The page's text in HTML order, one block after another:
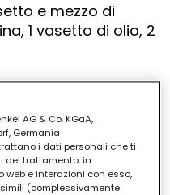
e mezzo di
1 vasetto di olio, 2
sopra citati,
uno stampo
in forno, già
AG & Co. KGaA,
Germania
i dati personali che ti
del trattamento, in
e interazioni con esso,
(complessivamente